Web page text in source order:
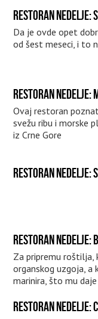
RESTORAN NEDELJE:
Da je ovde opet
od šest meseci, i to
RESTORAN NEDELJE:
Ovaj restoran
svežu ribu i morske
iz Crne Gore
RESTORAN NEDELJE:
RESTORAN NEDELJE:
Za pripremu roštilja,
organskog uzgoja, a
marinira, što mu
RESTORAN NEDELJE: